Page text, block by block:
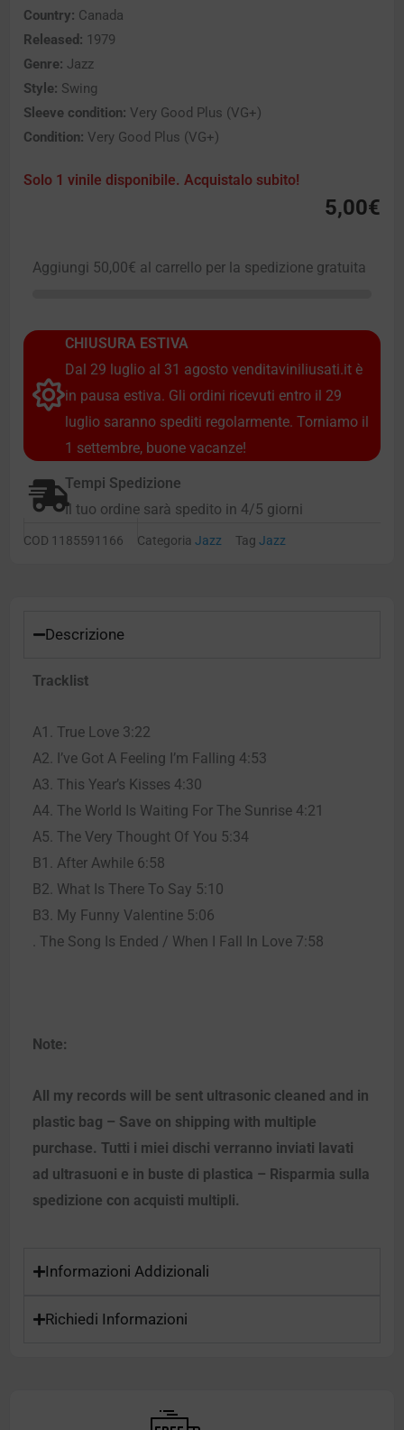
Country: Canada
Released: 1979
Genre: Jazz
Style: Swing
Sleeve condition: Very Good Plus (VG+)
Condition: Very Good Plus (VG+)
Solo 1 vinile disponibile. Acquistalo subito!
5,00€
Aggiungi 50,00€ al carrello per la spedizione gratuita
CHIUSURA ESTIVA
Dal 29 luglio al 31 agosto venditaviniliusati.it è
in pausa estiva. Gli ordini ricevuti entro il 29
luglio saranno spediti regolarmente. Torniamo il
1 settembre, buone vacanze!
Tempi Spedizione
Il tuo ordine sarà spedito in 4/5 giorni
COD 1185591166 Categoria Jazz Tag Jazz
Descrizione
Tracklist
A1. True Love 3:22
A2. I’ve Got A Feeling I’m Falling 4:53
A3. This Year’s Kisses 4:30
A4. The World Is Waiting For The Sunrise 4:21
A5. The Very Thought Of You 5:34
B1. After Awhile 6:58
B2. What Is There To Say 5:10
B3. My Funny Valentine 5:06
. The Song Is Ended / When I Fall In Love 7:58
Note:
All my records will be sent ultrasonic cleaned and in
plastic bag – Save on shipping with multiple
purchase. Tutti i miei dischi verranno inviati lavati
ad ultrasuoni e in buste di plastica – Risparmia sulla
spedizione con acquisti multipli.
Informazioni Addizionali
Richiedi Informazioni